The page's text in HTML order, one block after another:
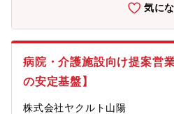
を進め、個々の業務負荷を適正化し
そのため、経理実務に強く、マネジ
ス構築・改善を推進できる即戦力の
に迎え、組織強化と次の成長フェー
員募集となります。【職務内容】オ
会社各社の経理代行を担う「経理代
チームマネジメント業務をお任せし
社を担当）、本体部門の経理業務※
気に
病院・介護施設向け提案営
の安定基盤】
株式会社ヤクルト山陽